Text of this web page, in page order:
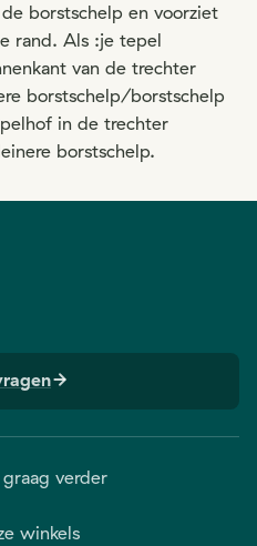
borstschelp en voorziet
rand. Als :je tepel
van de trechter
borstschelp/borstschelp
in de trechter
borstschelp.
verder
winkels